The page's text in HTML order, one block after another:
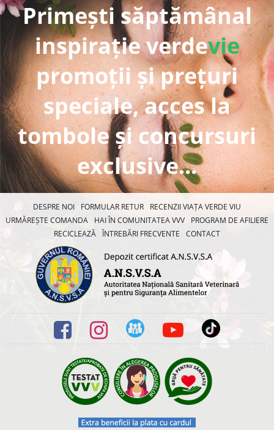
Primești săptămânal
inspirație verdevie
promoții și prețuri
speciale, acces la
tombole și concursuri
exclusive...
DESPRE NOI FORMULAR RETUR
RECENZII VIAȚA VERDE VIU
URMĂREȘTE COMANDA
HAI ÎN COMUNITATEA VVV
PROGRAM DE AFILIERE
RECICLEAZĂ ÎNTREBĂRI FRECVENTE CONTACT